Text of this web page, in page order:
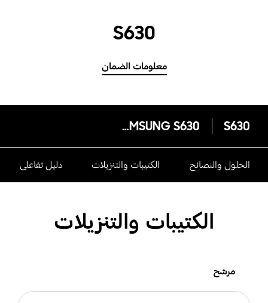
S630
معلومات الضمان
S630
SAMSUNG S630
الحلول والنصائح الكتيبات والتنزيلات دليل تفاعلى
الكتيبات والتنزيلات
مرشح